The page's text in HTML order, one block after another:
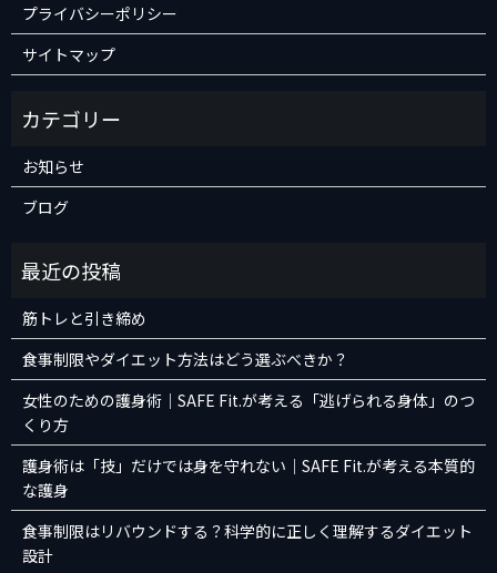
プライバシーポリシー
サイトマップ
お知らせ
ブログ
筋トレと引き締め
食事制限やダイエット方法はどう選ぶべきか？
女性のための護身術｜SAFE Fit.が考える「逃げられる身体」のつ
くり方
護身術は「技」だけでは身を守れない｜SAFE Fit.が考える本質的
な護身
食事制限はリバウンドする？科学的に正しく理解するダイエット
設計